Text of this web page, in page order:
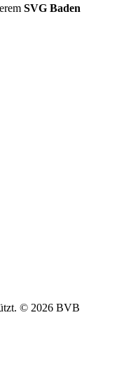
SVG Baden
© 2026 BVB